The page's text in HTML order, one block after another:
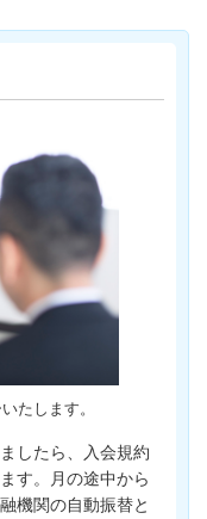
たします。
したら、入会規約
す。月の途中から
機関の自動振替と